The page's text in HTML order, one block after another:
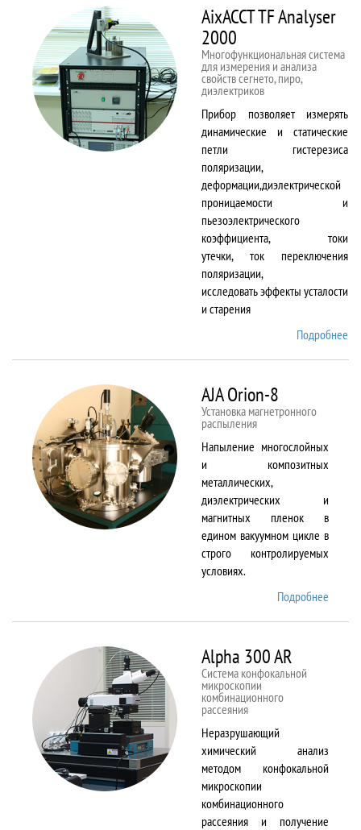
AixACCT TF Analyser
2000
Многофункциональная система
для измерения и анализа
свойств сегнето, пиро,
диэлектриков
Прибор позволяет измерять
динамические и статические
петли гистерезиса
поляризации,
деформации,диэлектрической
проницаемости и
пьезоэлектрического
коэффициента, токи
утечки, ток переключения
поляризации,
исследовать эффекты усталости
и старения
Подробнее
AJA Orion-8
Установка магнетронного
распыления
Напыление многослойных
и композитных
металлических,
диэлектрических и
магнитных пленок в
едином вакуумном цикле в
строго контролируемых
условиях.
Подробнее
Alpha 300 AR
Система конфокальной
микроскопии
комбинационного
рассеяния
Неразрушающий
химический анализ
методом конфокальной
микроскопии
комбинационного
рассеяния и получение